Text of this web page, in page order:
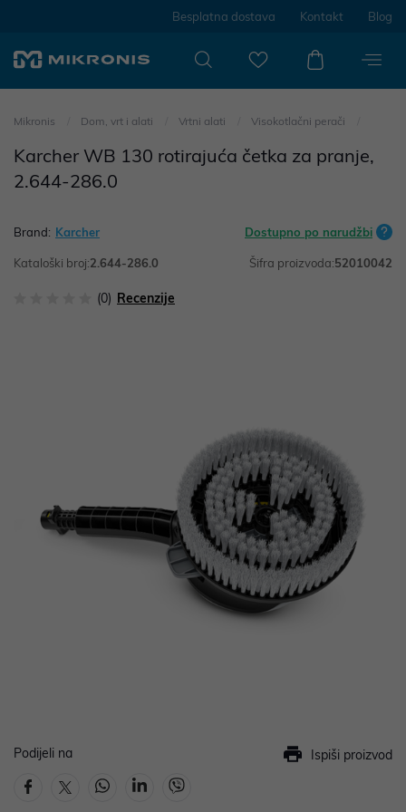
Besplatna dostava Kontakt Blog
Mikronis Dom, vrt i alati Vrtni alati Visokotlačni perači
Karcher WB 130 rotirajuća četka za pranje,
2.644-286.0
Brand: Karcher Dostupno po narudžbi
Kataloški broj:2.644-286.0 Šifra proizvoda:52010042
(0) Recenzije
Podijeli na Ispiši proizvod